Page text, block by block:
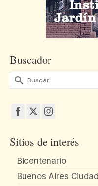
Buscador
Buscar
por:
Sitios de interés
Bicentenario
Buenos Aires Ciudad